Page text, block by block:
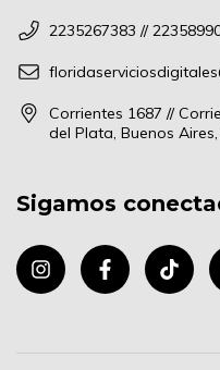
2235267383 //
Corrientes 1687 //
del Plata, Buenos
Sigamos